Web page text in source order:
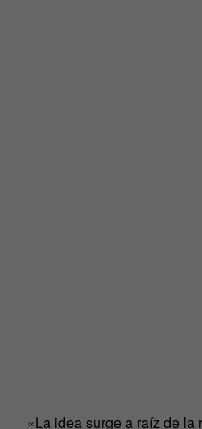
«La idea surge a raíz de la